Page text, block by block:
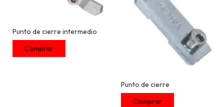
Punto de cierre intermedio
Punto de cierre